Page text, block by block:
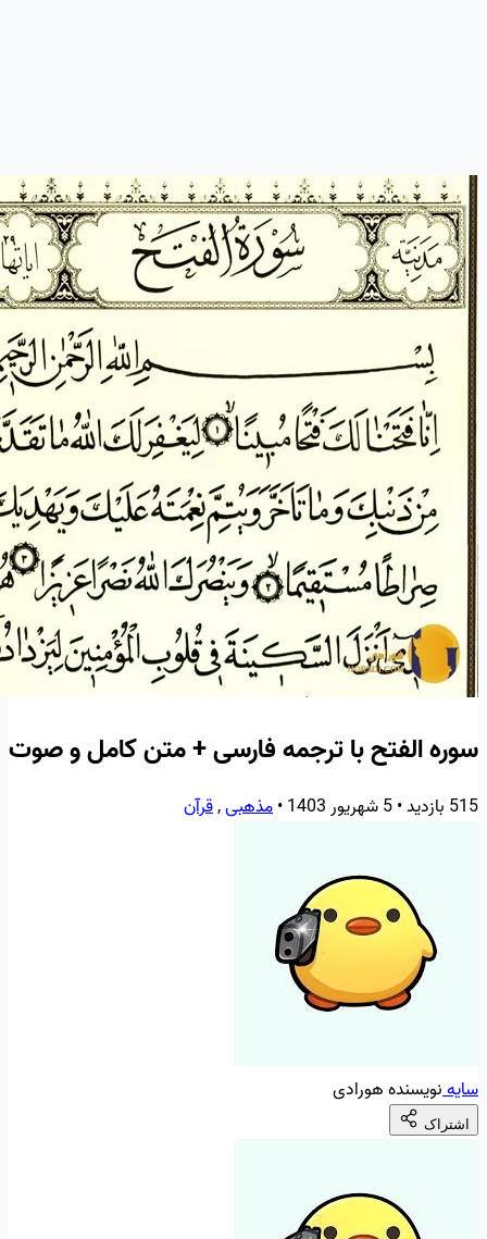
سوره الفتح با ترجمه فارسی + متن کامل و صوت
515 بازدید •5 شهریور 1403 •مذهبی,قرآن
سایهنویسنده هورادی
اشتراک